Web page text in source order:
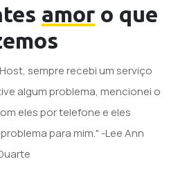
amoro que
sempre recebi um serviço
algum problema, mencionei o
eles por telefone e eles
para mim." -Lee Ann